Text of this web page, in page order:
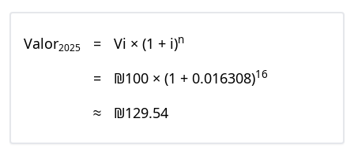
Valor2025 = Vi × (1 + i)n
= ₪100 × (1 + 0.016308)16
≈ ₪129.54